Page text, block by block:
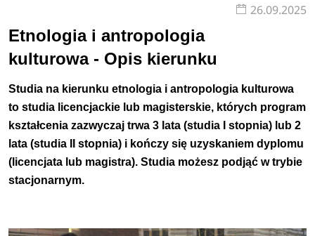
26.09.2025
Etnologia i antropologia
kulturowa - Opis kierunku
Studia na kierunku etnologia i antropologia kulturowa
to studia licencjackie lub magisterskie, których program
kształcenia zazwyczaj trwa 3 lata (studia I stopnia) lub 2
lata (studia II stopnia) i kończy się uzyskaniem dyplomu
(licencjata lub magistra).Studia możesz podjąć w trybie
stacjonarnym.